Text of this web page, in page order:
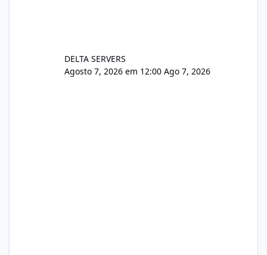
DELTA SERVERS
Agosto 7, 2026 em 12:00 Ago 7, 2026